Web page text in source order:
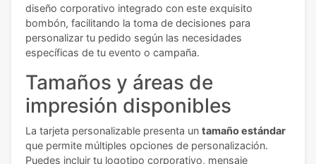
diseño corporativo integrado con este exquisito
bombón, facilitando la toma de decisiones para
personalizar tu pedido según las necesidades
específicas de tu evento o campaña.
Tamaños y áreas de
impresión disponibles
La tarjeta personalizable presenta un tamaño estándar
que permite múltiples opciones de personalización.
Puedes incluir tu logotipo corporativo, mensaje